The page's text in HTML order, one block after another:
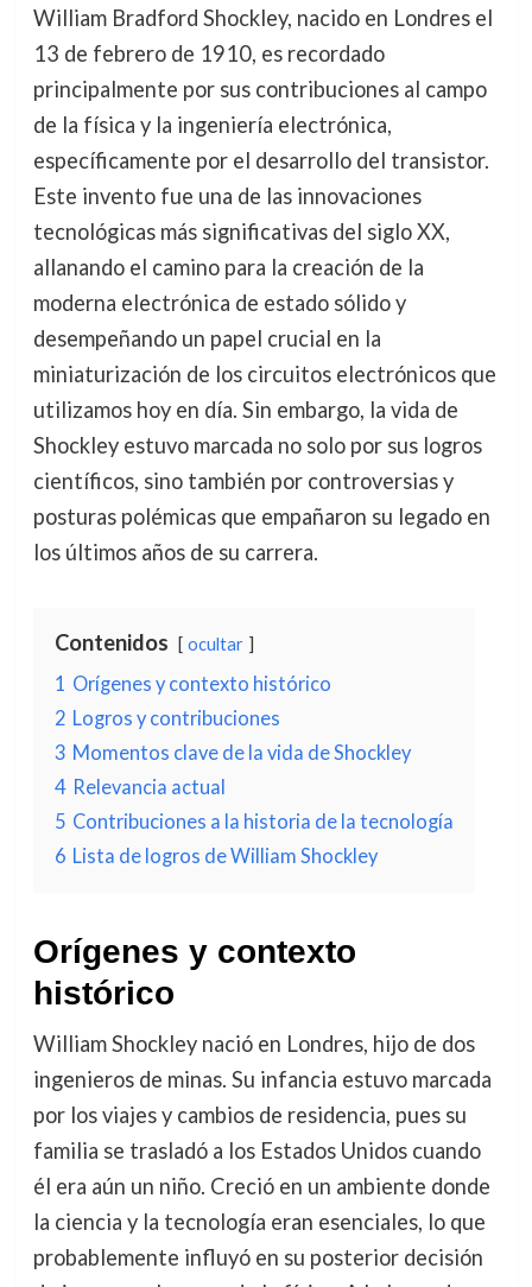
William Bradford Shockley, nacido en Londres el
13 de febrero de 1910, es recordado
principalmente por sus contribuciones al campo
de la física y la ingeniería electrónica,
específicamente por el desarrollo del transistor.
Este invento fue una de las innovaciones
tecnológicas más significativas del siglo XX,
allanando el camino para la creación de la
moderna electrónica de estado sólido y
desempeñando un papel crucial en la
miniaturización de los circuitos electrónicos que
utilizamos hoy en día. Sin embargo, la vida de
Shockley estuvo marcada no solo por sus logros
científicos, sino también por controversias y
posturas polémicas que empañaron su legado en
los últimos años de su carrera.
Contenidos ocultar
1 Orígenes y contexto histórico
2 Logros y contribuciones
3 Momentos clave de la vida de Shockley
4 Relevancia actual
5 Contribuciones a la historia de la tecnología
6 Lista de logros de William Shockley
Orígenes y contexto
histórico
William Shockley nació en Londres, hijo de dos
ingenieros de minas. Su infancia estuvo marcada
por los viajes y cambios de residencia, pues su
familia se trasladó a los Estados Unidos cuando
él era aún un niño. Creció en un ambiente donde
la ciencia y la tecnología eran esenciales, lo que
probablemente influyó en su posterior decisión